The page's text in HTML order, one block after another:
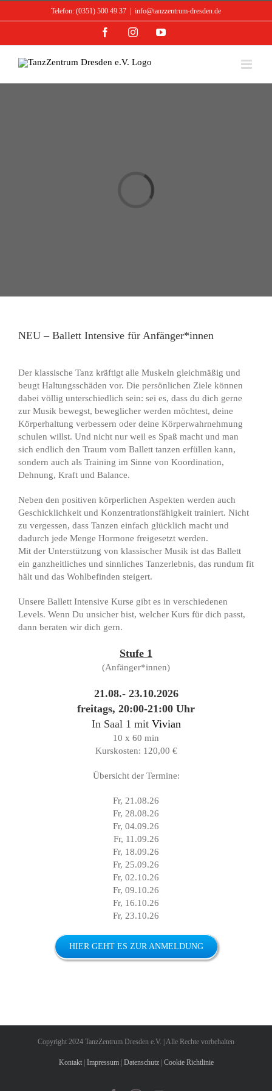
Telefon: (0351) 500 49 37 info@tanzzentrum-dresden.de
FacebookInstagramYouTube
NEU – Ballett Intensive für Anfänger*innen
Der klassische Tanz kräftigt alle Muskeln gleichmäßig und
beugt Haltungsschäden vor. Die persönlichen Ziele können
dabei völlig unterschiedlich sein: sei es, dass du dich gerne
zur Musik bewegst, beweglicher werden möchtest, deine
Körperhaltung verbessern oder deine Körperwahrnehmung
schulen willst. Und nicht nur weil es Spaß macht und man
sich endlich den Traum vom Ballett tanzen erfüllen kann,
sondern auch als Training im Sinne von Koordination,
Dehnung, Kraft und Balance.
Neben den positiven körperlichen Aspekten werden auch
Geschicklichkeit und Konzentrationsfähigkeit trainiert. Nicht
zu vergessen, dass Tanzen einfach glücklich macht und
dadurch jede Menge Hormone freigesetzt werden.
Mit der Unterstützung von klassischer Musik ist das Ballett
ein ganzheitliches und sinnliches Tanzerlebnis, das rundum fit
hält und das Wohlbefinden steigert.
Unsere Ballett Intensive Kurse gibt es in verschiedenen
Levels. Wenn Du unsicher bist, welcher Kurs für dich passt,
dann beraten wir dich gern.
Stufe 1
(Anfänger*innen)
21.08.- 23.10.2026
freitags, 20:00-21:00 Uhr
In Saal 1 mit Vivian
10 x 60 min
Kurskosten: 120,00 €
Übersicht der Termine:
Fr, 21.08.26
Fr, 28.08.26
Fr, 04.09.26
Fr, 11.09.26
Fr, 18.09.26
Fr, 25.09.26
Fr, 02.10.26
Fr, 09.10.26
Fr, 16.10.26
Fr, 23.10.26
HIER GEHT ES ZUR ANMELDUNG
Copyright 2024 TanzZentrum Dresden e.V. | Alle Rechte vorbehalten
Kontakt| Impressum| Datenschutz| Cookie Richtlinie